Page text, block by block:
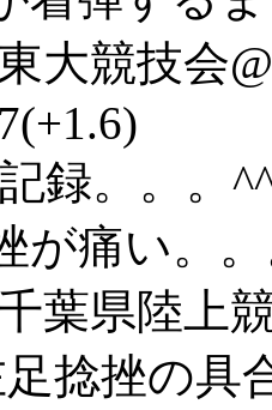
大競技会
録。。。
が痛い。
葉県陸上
足捻挫の